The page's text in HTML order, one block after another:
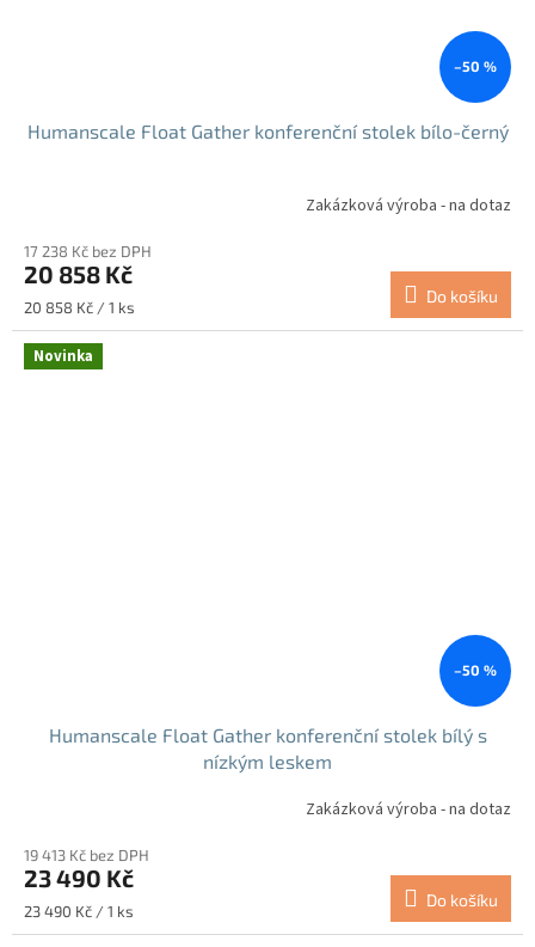
–50 %
Humanscale Float Gather konferenční stolek bílo-černý
Zakázková výroba - na dotaz
17 238 Kč bez DPH
20 858 Kč
Měrná
cena:
20 858 Kč / 1 ks
Do košíku
Novinka
–50 %
Humanscale Float Gather konferenční stolek bílý s
nízkým leskem
Zakázková výroba - na dotaz
19 413 Kč bez DPH
23 490 Kč
Měrná
cena:
23 490 Kč / 1 ks
Do košíku